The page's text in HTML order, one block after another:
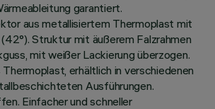
garantiert.
aus metallisiertem Thermoplast mit
Struktur mit äußerem Falzrahmen
mit weißer Lackierung überzogen.
Thermoplast, erhältlich in verschiedenen
Ausführungen.
Einfacher und schneller